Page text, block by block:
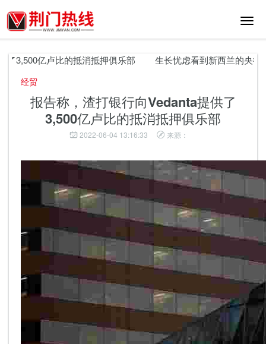
切
航
3,500亿卢比的抵消抵押俱乐部 生长忧虑看到新西兰的央行
经贸
报告称，渣打银行向Vedanta提供了
3,500亿卢比的抵消抵押俱乐部
2022-06-04 13:16:33 来源：